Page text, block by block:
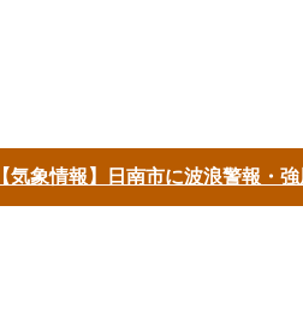
【気象情報】日南市に波浪警報・